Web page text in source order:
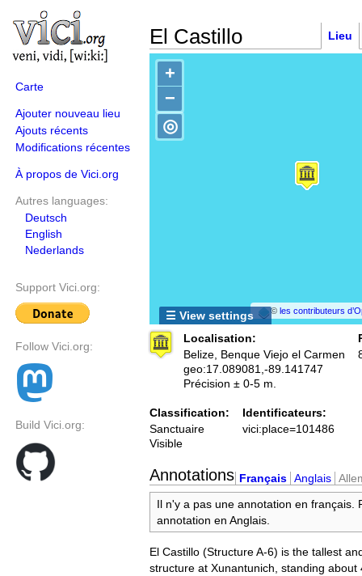
Carte
Ajouter nouveau lieu
Ajouts récents
Modifications récentes
À propos de Vici.org
Autres languages:
Deutsch
English
Nederlands
Support Vici.org:
Follow Vici.org:
Build Vici.org:
El Castillo Lieu
+
−
©les contributeurs
◎
☰ View settings
Localisation:
Belize, Benque Viejo el Carmen
geo:17.089081,-89.141747
Précision ± 0-5 m.
Classification:
Sanctuaire
Visible
Identificateurs:
vici:place=101486
Annotations Français Anglais
Il n'y a pas une annotation en français.
annotation en Anglais.
El Castillo (Structure A-6) is the tallest
structure at Xunantunich, standing about